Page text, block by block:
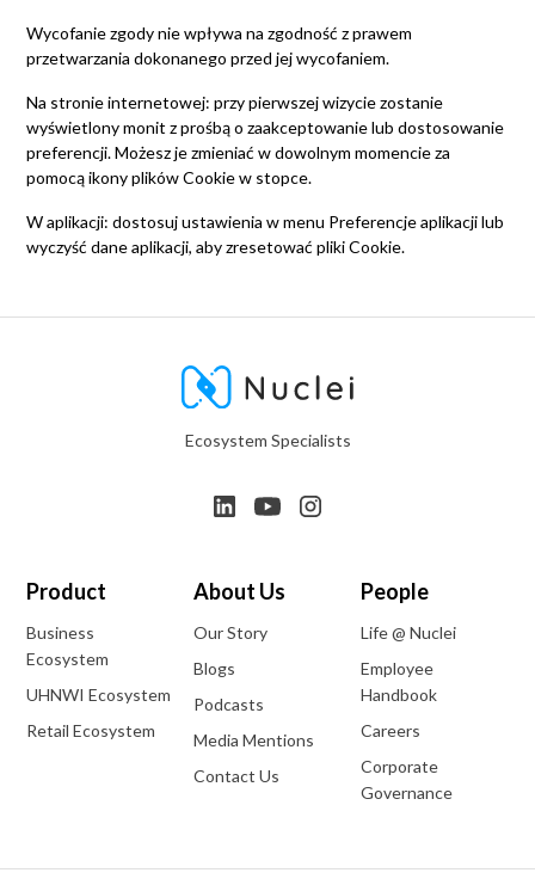
Wycofanie zgody nie wpływa na zgodność z prawem
przetwarzania dokonanego przed jej wycofaniem.
Na stronie internetowej: przy pierwszej wizycie zostanie
wyświetlony monit z prośbą o zaakceptowanie lub dostosowanie
preferencji. Możesz je zmieniać w dowolnym momencie za
pomocą ikony plików Cookie w stopce.
W aplikacji: dostosuj ustawienia w menu Preferencje aplikacji lub
wyczyść dane aplikacji, aby zresetować pliki Cookie.
Ecosystem Specialists
Product
Business
Ecosystem
UHNWI Ecosystem
Retail Ecosystem
About Us
Our Story
Blogs
Podcasts
Media Mentions
Contact Us
People
Life @ Nuclei
Employee
Handbook
Careers
Corporate
Governance